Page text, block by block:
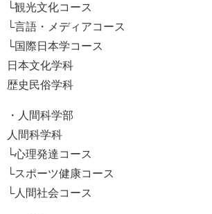
└観光文化コース
└言語・メディアコース
└国際日本学コース
日本文化学科
歴史民俗学科
・人間科学部
人間科学科
└心理発達コース
└スポーツ健康コース
└人間社会コース